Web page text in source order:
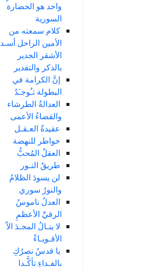
واحد هو الحضارة
السورية
كلام سمعته من
الأمين الراحل أسـد
الأشقر الجدير
بالذكر والتقدير
إنَّ الكرامة في
البطولة تـُوجـَدُ
العدالةُ الطرشاء
والقضاءُ الأعمى
عقيدةُ العـقـل
خواطر للنهضة
العقلُ المُحبُّ
طريقُ النـور
لن يسودَ الظلامُ
والنورُ سوري
العدلُ ناموسُ
الرقيِّ الأعظمِ
لا ينـالُ المجـدَ الاّ
الأقـويـاءْ
يا قدسُ نصرُكِ
بالفـداءِ تأكَّـدا